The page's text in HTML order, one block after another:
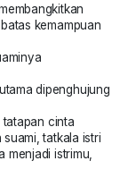
kemampuan
dipenghujung
tatapan cinta
tatkala istri
menjadi istrimu,